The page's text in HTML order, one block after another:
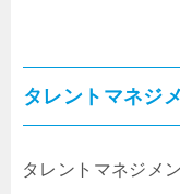
タレントマネジ
タレントマネジメ